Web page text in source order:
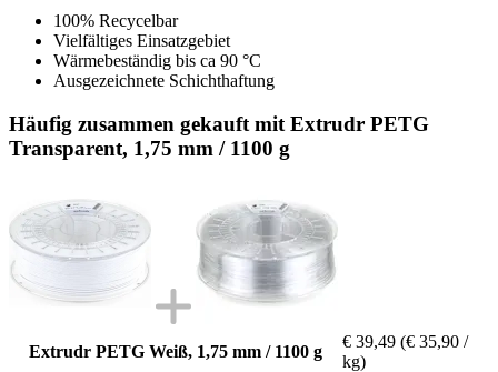
100% Recycelbar
Vielfältiges Einsatzgebiet
Wärmebeständig bis ca 90 °C
Ausgezeichnete Schichthaftung
Häufig zusammen gekauft mit Extrudr PETG
Transparent, 1,75 mm / 1100 g
Extrudr PETG Weiß, 1,75 mm / 1100 g
€ 39,49 (€ 35,90 /
kg)